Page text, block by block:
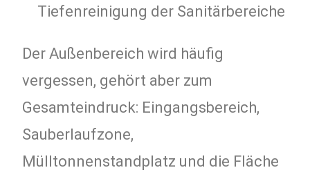
Tiefenreinigung der Sanitärbereiche
Der Außenbereich wird häufig
vergessen, gehört aber zum
Gesamteindruck: Eingangsbereich,
Sauberlaufzone,
Mülltonnenstandplatz und die Fläche